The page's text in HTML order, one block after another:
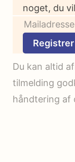
noget, du
Du kan altid
tilmelding
håndtering af